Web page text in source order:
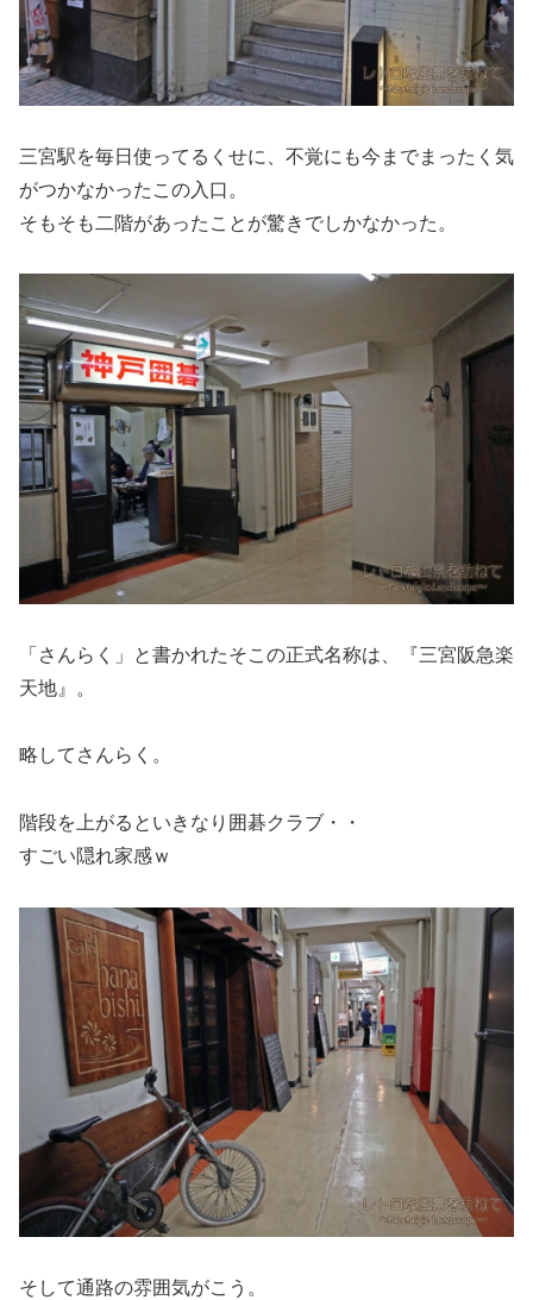
三宮駅を毎日使ってるくせに、不覚にも今までまったく気
がつかなかったこの入口。
そもそも二階があったことが驚きでしかなかった。
「さんらく」と書かれたそこの正式名称は、『三宮阪急楽
天地』。
略してさんらく。
階段を上がるといきなり囲碁クラブ・・
すごい隠れ家感ｗ
そして通路の雰囲気がこう。